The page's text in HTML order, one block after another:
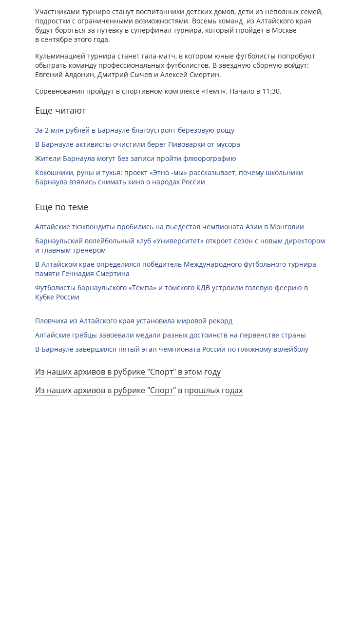
Участниками турнира станут воспитанники детских домов, дети из неполных семей,
подростки с ограниченными возможностями. Восемь команд из Алтайского края
будут бороться за путевку в суперфинал турнира, который пройдет в Москве
в сентябре этого года.
Кульминацией турнира станет гала-матч, в котором юные футболисты попробуют
обыграть команду профессиональных футболистов. В звездную сборную войдут:
Евгений Алдонин, Дмитрий Сычев и Алексей Смертин.
Соревнования пройдут в спортивном комплексе «Темп». Начало в 11:30.
Еще читают
За 2 млн рублей в Барнауле благоустроят березовую рощу
В Барнауле активисты очистили берег Пивоварки от мусора
Жители Барнаула могут без записи пройти флюорографию
Кокошники, руны и тухья: проект «Этно -мы» рассказывает, почему школьники
Барнаула взялись снимать кино о народах России
Еще по теме
Алтайские тхэквондиты пробились на пьедестал чемпионата Азии в Монголии
Барнаульский волейбольный клуб «Университет» откроет сезон с новым директором
и главным тренером
В Алтайском крае определился победитель Международного футбольного турнира
памяти Геннадия Смертина
Футболисты барнаульского «Темпа» и томского КДВ устроили голевую феерию в
Кубке России
Пловчиха из Алтайского края установила мировой рекорд
Алтайские гребцы завоевали медали разных достоинств на первенстве страны
В Барнауле завершился пятый этап чемпионата России по пляжному волейболу
Из наших архивов в рубрике "Спорт" в этом году
Из наших архивов в рубрике "Спорт" в прошлых годах